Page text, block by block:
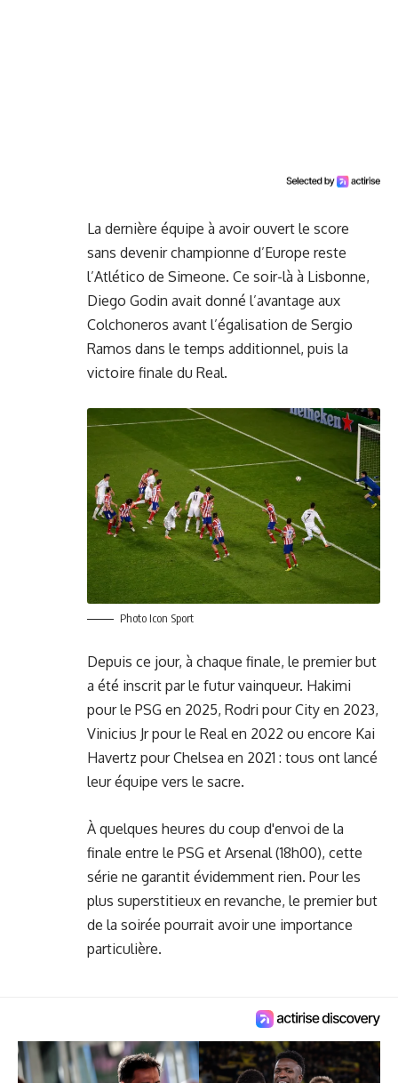
La dernière équipe à avoir ouvert le score
sans devenir championne d’Europe reste
l’Atlético de Simeone. Ce soir-là à Lisbonne,
Diego Godin avait donné l’avantage aux
Colchoneros avant l’égalisation de Sergio
Ramos dans le temps additionnel, puis la
victoire finale du Real.
Photo Icon Sport
Depuis ce jour, à chaque finale, le premier but
a été inscrit par le futur vainqueur. Hakimi
pour le PSG en 2025, Rodri pour City en 2023,
Vinicius Jr pour le Real en 2022 ou encore Kai
Havertz pour Chelsea en 2021 : tous ont lancé
leur équipe vers le sacre.
À quelques heures du coup d'envoi de la
finale entre le PSG et Arsenal (18h00), cette
série ne garantit évidemment rien. Pour les
plus superstitieux en revanche, le premier but
de la soirée pourrait avoir une importance
particulière.